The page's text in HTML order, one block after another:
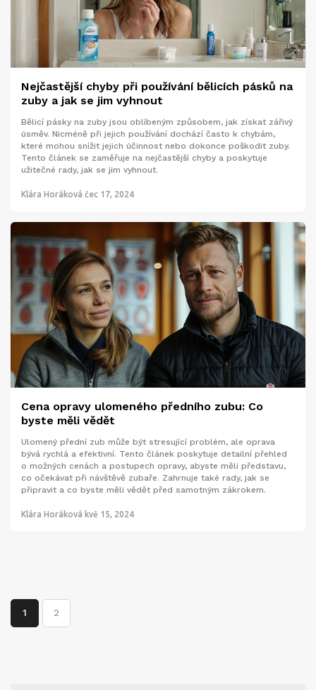
Nejčastější chyby při používání bělicích pásků na
zuby a jak se jim vyhnout
Bělicí pásky na zuby jsou oblíbeným způsobem, jak získat zářivý
úsměv. Nicméně při jejich používání dochází často k chybám,
které mohou snížit jejich účinnost nebo dokonce poškodit zuby.
Tento článek se zaměřuje na nejčastější chyby a poskytuje
užitečné rady, jak se jim vyhnout.
Klára Horáková čec 17, 2024
Cena opravy ulomeného předního zubu: Co
byste měli vědět
Ulomený přední zub může být stresující problém, ale oprava
bývá rychlá a efektivní. Tento článek poskytuje detailní přehled
o možných cenách a postupech opravy, abyste měli představu,
co očekávat při návštěvě zubaře. Zahrnuje také rady, jak se
připravit a co byste měli vědět před samotným zákrokem.
Klára Horáková kvě 15, 2024
1 2